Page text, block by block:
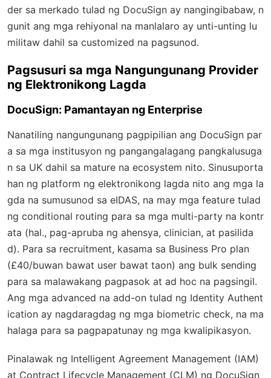
der sa merkado tulad ng DocuSign ay nangingibabaw, n
gunit ang mga rehiyonal na manlalaro ay unti-unting lu
militaw dahil sa customized na pagsunod.
Pagsusuri sa mga Nangungunang Provider
ng Elektronikong Lagda
DocuSign: Pamantayan ng Enterprise
Nanatiling nangungunang pagpipilian ang DocuSign par
a sa mga institusyon ng pangangalagang pangkalusuga
n sa UK dahil sa mature na ecosystem nito. Sinusuporta
han ng platform ng elektronikong lagda nito ang mga la
gda na sumusunod sa eIDAS, na may mga feature tulad
ng conditional routing para sa mga multi-party na kontr
ata (hal., pag-apruba ng ahensya, clinician, at pasilida
d). Para sa recruitment, kasama sa Business Pro plan
(£40/buwan bawat user bawat taon) ang bulk sending
para sa malawakang pagpasok at ad hoc na pagsingil.
Ang mga advanced na add-on tulad ng Identity Authent
ication ay nagdaragdag ng mga biometric check, na ma
halaga para sa pagpapatunay ng mga kwalipikasyon.
Pinalawak ng Intelligent Agreement Management (IAM)
at Contract Lifecycle Management (CLM) ng DocuSign